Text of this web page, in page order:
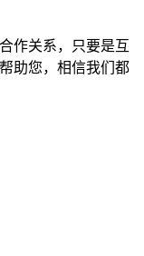
作关系，只要是互
助您，相信我们都